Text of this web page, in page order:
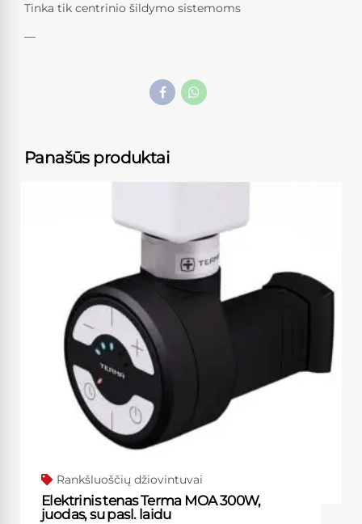
Tinka tik centrinio šildymo sistemoms
—
Panašūs produktai
Rankšluoščių džiovintuvai
Elektrinis tenas Terma MOA 300W,
juodas, su pasl. laidu